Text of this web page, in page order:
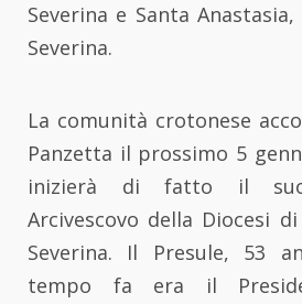
Severina e Santa
Severina.
La comunità crotonese
Panzetta il prossimo 5
inizierà di fatto il
Arcivescovo della Diocesi
Severina. Il Presule, 53
tempo fa era il